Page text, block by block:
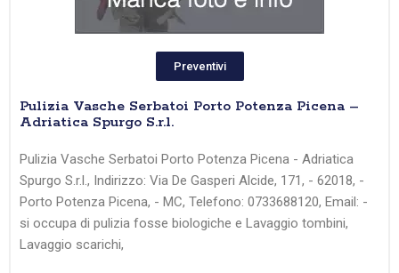
Preventivi
Pulizia Vasche Serbatoi Porto Potenza Picena –
Adriatica Spurgo S.r.l.
Pulizia Vasche Serbatoi Porto Potenza Picena - Adriatica
Spurgo S.r.l., Indirizzo: Via De Gasperi Alcide, 171, - 62018, -
Porto Potenza Picena, - MC, Telefono: 0733688120, Email: -
si occupa di pulizia fosse biologiche e Lavaggio tombini,
Lavaggio scarichi,